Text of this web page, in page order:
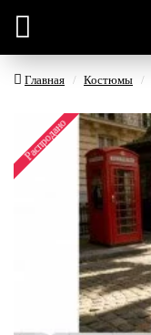
Главная Костюмы
Распродано